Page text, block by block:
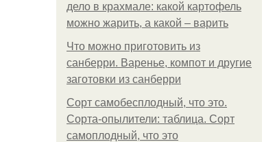
дело в крахмале: какой картофель
можно жарить, а какой – варить
Что можно приготовить из
санберри. Варенье, компот и другие
заготовки из санберри
Сорт самобесплодный, что это.
Сорта-опылители: таблица. Сорт
самоплодный, что это